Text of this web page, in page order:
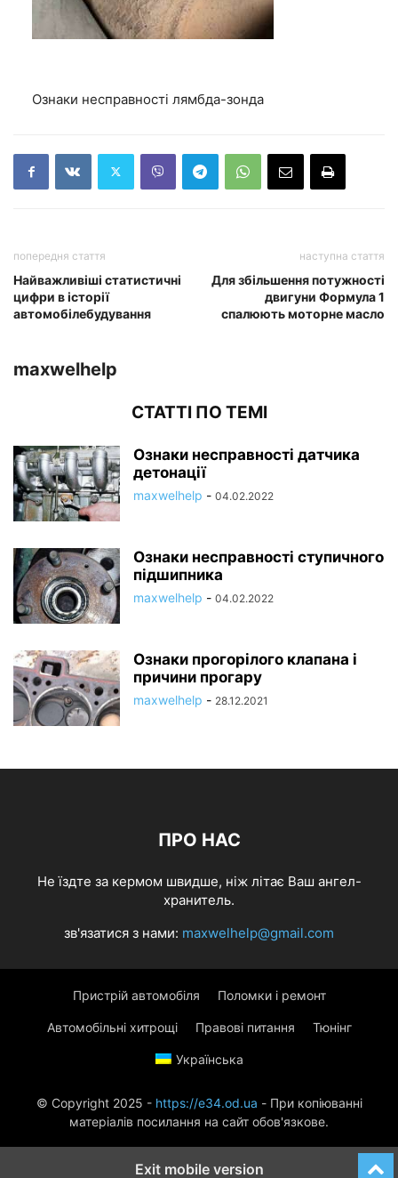
Ознаки несправності лямбда-зонда
попередня стаття
Найважливіші статистичні
цифри в історії
автомобілебудування
наступна стаття
Для збільшення потужності
двигуни Формула 1
спалюють моторне масло
maxwelhelp
СТАТТІ ПО ТЕМІ
Ознаки несправності датчика
детонації
maxwelhelp - 04.02.2022
Ознаки несправності ступичного
підшипника
maxwelhelp - 04.02.2022
Ознаки прогорілого клапана і
причини прогару
maxwelhelp - 28.12.2021
ПРО НАС
Не їздте за кермом швидше, ніж літає Ваш ангел-
хранитель.
зв'язатися з нами: maxwelhelp@gmail.com
Пристрій автомобіля Поломки і ремонт
Автомобільні хитрощі Правові питання Тюнінг
Українська
© Copyright 2025 - https://e34.od.ua - При копіюванні
матеріалів посилання на сайт обов'язкове.
Exit mobile version